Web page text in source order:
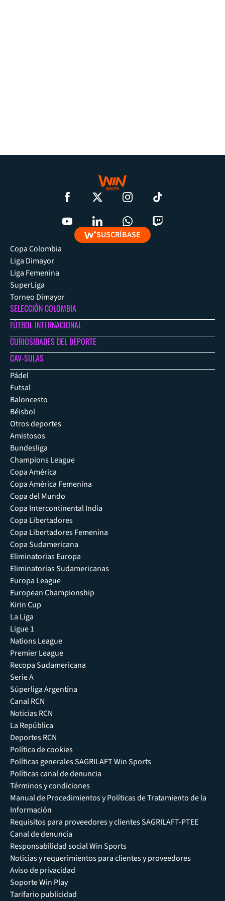
SUSCRÍBASE
Copa Colombia
Liga Dimayor
Liga Femenina
SuperLiga
Torneo Dimayor
SELECCIÓN COLOMBIA
FÚTBOL INTERNACIONAL
CURIOSIDADES DEL DEPORTE
CAV-SULAS
Pádel
Futsal
Baloncesto
Béisbol
Otros deportes
Amistosos
Bundesliga
Champions League
Copa América
Copa América Femenina
Copa del Mundo
Copa Intercontinental India
Copa Libertadores
Copa Libertadores Femenina
Copa Sudamericana
Eliminatorias Europa
Eliminatorias Sudamericanas
Europa League
European Championship
Kirin Cup
La Liga
Ligue 1
Nations League
Premier League
Recopa Sudamericana
Serie A
Súperliga Argentina
Canal RCN
Noticias RCN
La República
Deportes RCN
Política de cookies
Políticas generales SAGRILAFT Win Sports
Políticas canal de denuncia
Términos y condiciones
Manual de Procedimientos y Políticas de Tratamiento de la
Información
Requisitos para proveedores y clientes SAGRILAFT-PTEE
Canal de denuncia
Responsabilidad social Win Sports
Noticias y requerimientos para clientes y proveedores
Aviso de privacidad
Soporte Win Play
Tarifario publicidad